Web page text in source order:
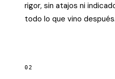
rigor, sin atajos ni
todo lo que vino después.
02